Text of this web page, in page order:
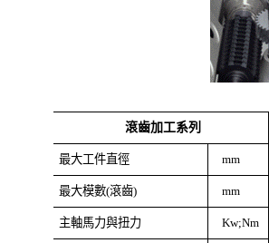
滾齒加工系列
最大工件直徑 mm
最大模數(滾齒) mm
主軸馬力與扭力 Kw;Nm